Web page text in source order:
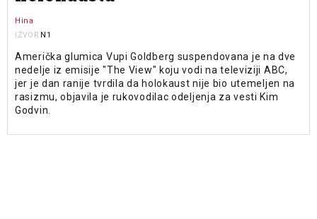
Hina
IZVOR N1
Američka glumica Vupi Goldberg suspendovana je na dve
nedelje iz emisije "The View" koju vodi na televiziji ABC,
jer je dan ranije tvrdila da holokaust nije bio utemeljen na
rasizmu, objavila je rukovodilac odeljenja za vesti Kim
Godvin.